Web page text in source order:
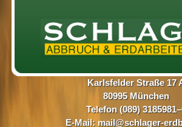
Karlsfelder Straße 17
80995 München
Telefon (089)
E-Mail: mail@schlager-